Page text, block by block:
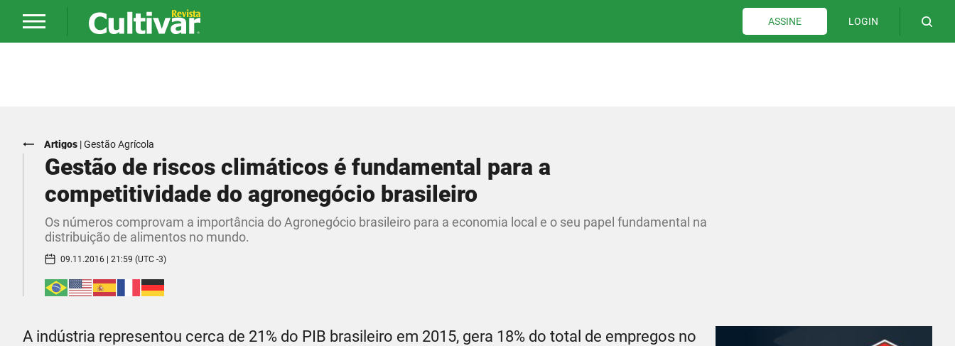
ASSINE LOGIN
Artigos |Gestão Agrícola
Gestão de riscos climáticos é fundamental para a
competitividade do agronegócio brasileiro
Os números comprovam a importância do Agronegócio brasileiro para a economia local e o seu papel fundamental na
distribuição de alimentos no mundo.
09.11.2016 | 21:59 (UTC -3)
A indústria representou cerca de 21% do PIB brasileiro em 2015, gera 18% do total de empregos no